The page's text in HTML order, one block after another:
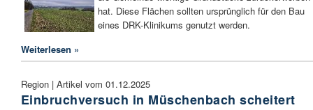
hat. Diese Flächen sollten ursprünglich für den Bau
eines DRK-Klinikums genutzt werden.
Weiterlesen »
Region | Artikel vom 01.12.2025
Einbruchversuch in Müschenbach scheitert